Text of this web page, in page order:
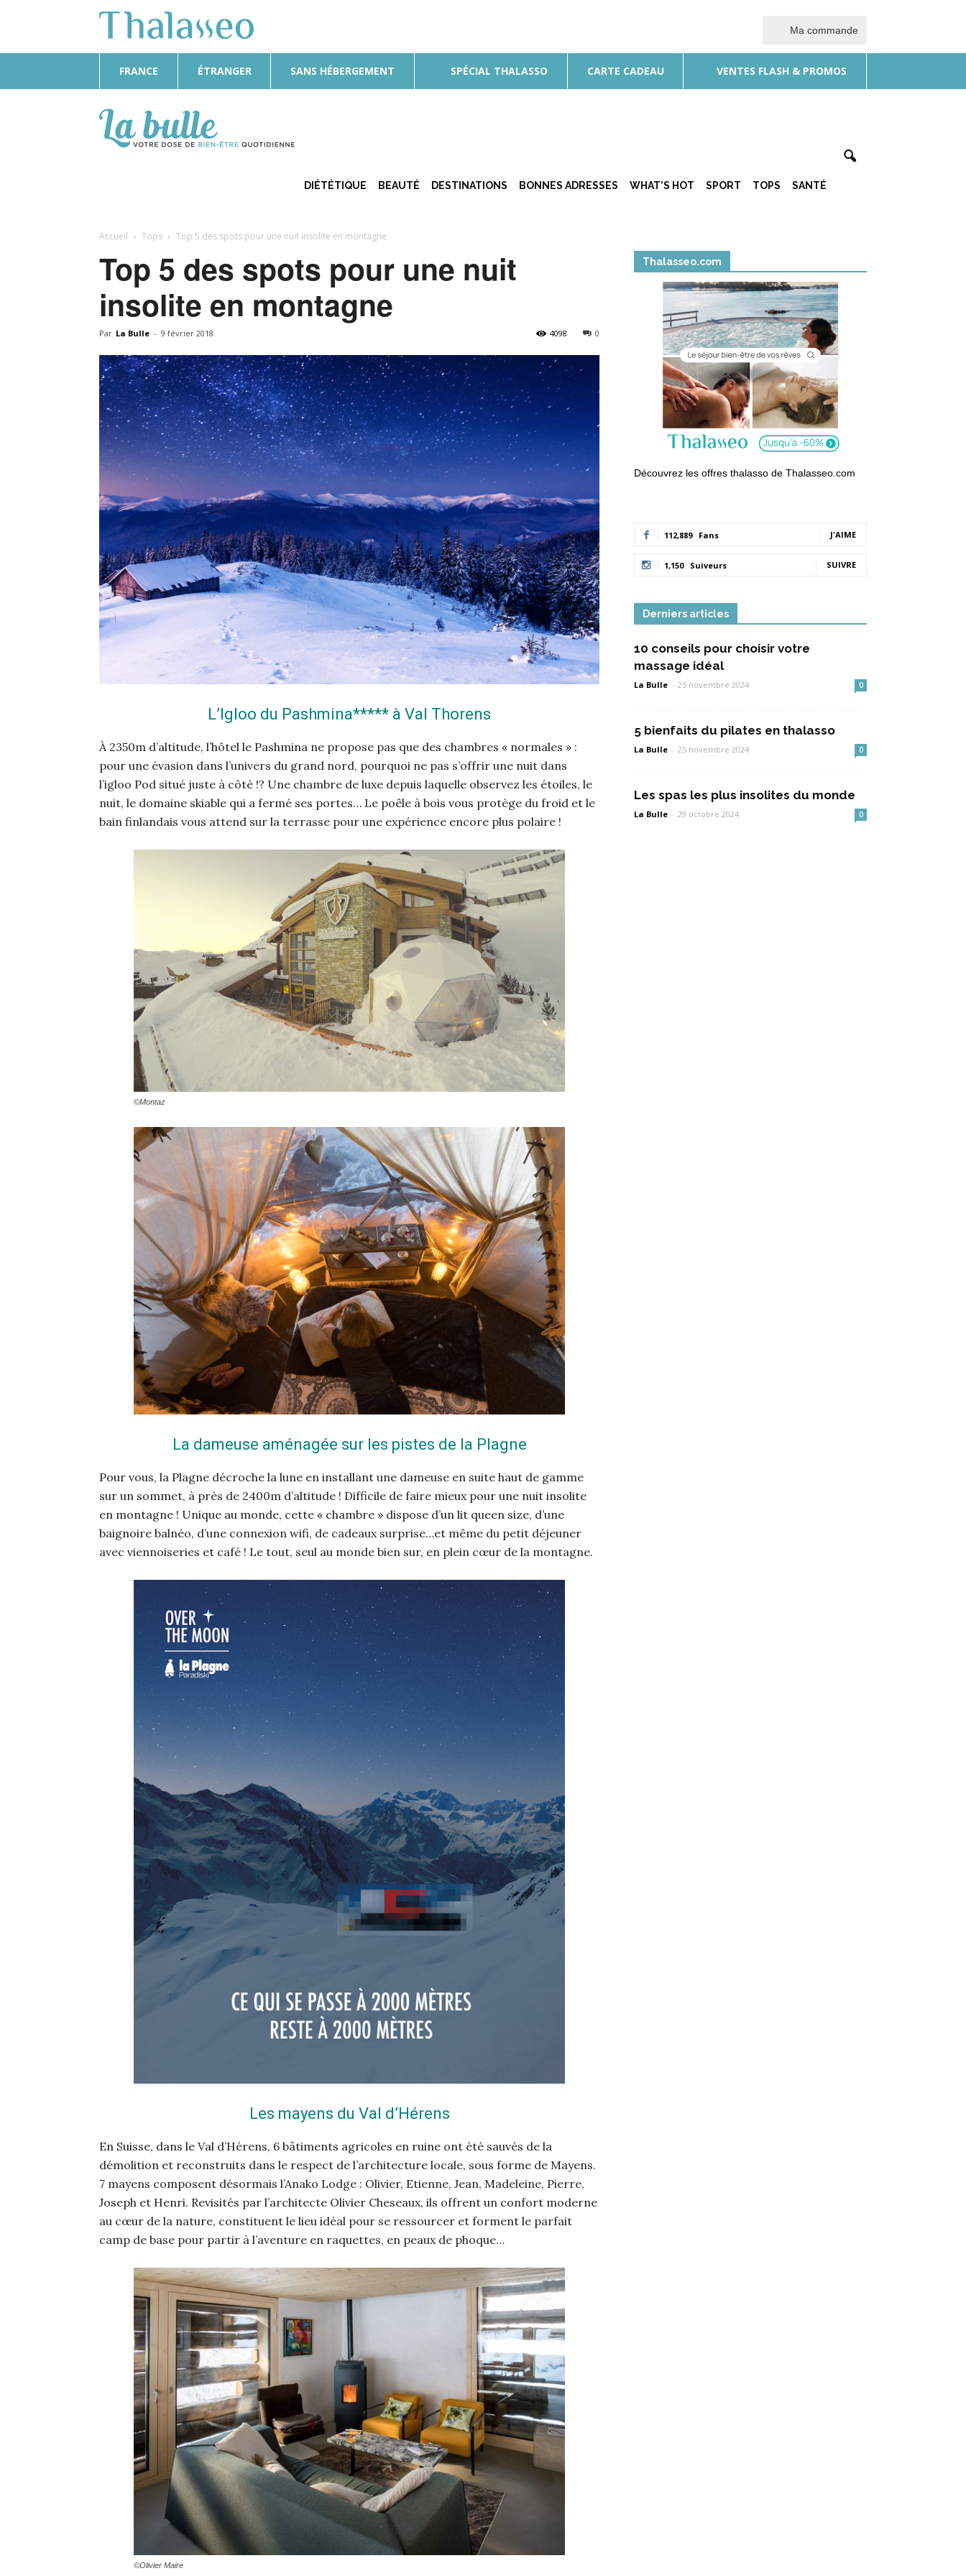
Ma commande
FRANCE ÉTRANGER SANS HÉBERGEMENT SPÉCIAL THALASSO CARTE CADEAU VENTES FLASH & PROMOS
Bulle
DIÉTÉTIQUE BEAUTÉ DESTINATIONS BONNES ADRESSES WHAT’S HOT SPORT TOPS SANTÉ
Accueil Tops Top 5 des spots pour une nuit insolite en montagne
Top 5 des spots pour une nuit
insolite en montagne
Par La Bulle - 9 février 2018 0
4098
L’Igloo du Pashmina***** à Val Thorens
À 2350m d’altitude, l’hôtel le Pashmina ne propose pas que des chambres « normales » :
pour une évasion dans l’univers du grand nord, pourquoi ne pas s’offrir une nuit dans
l’igloo Pod situé juste à côté !? Une chambre de luxe depuis laquelle observez les étoiles, le
nuit, le domaine skiable qui a fermé ses portes… Le poêle à bois vous protège du froid et le
bain finlandais vous attend sur la terrasse pour une expérience encore plus polaire !
©Montaz
La dameuse aménagée sur les pistes de la Plagne
Pour vous, la Plagne décroche la lune en installant une dameuse en suite haut de gamme
sur un sommet, à près de 2400m d’altitude ! Difficile de faire mieux pour une nuit insolite
en montagne ! Unique au monde, cette « chambre » dispose d’un lit queen size, d’une
baignoire balnéo, d’une connexion wifi, de cadeaux surprise…et même du petit déjeuner
avec viennoiseries et café ! Le tout, seul au monde bien sur, en plein cœur de la montagne.
Les mayens du Val d’Hérens
En Suisse, dans le Val d’Hérens, 6 bâtiments agricoles en ruine ont été sauvés de la
démolition et reconstruits dans le respect de l’architecture locale, sous forme de Mayens.
7 mayens composent désormais l’Anako Lodge : Olivier, Etienne, Jean, Madeleine, Pierre,
Joseph et Henri. Revisités par l’architecte Olivier Cheseaux, ils offrent un confort moderne
au cœur de la nature, constituent le lieu idéal pour se ressourcer et forment le parfait
camp de base pour partir à l’aventure en raquettes, en peaux de phoque…
©Olivier Maire
Thalasseo.com
Découvrez les offres thalasso de Thalasseo.com
112,889 Fans J'AIME
1,150 Suiveurs SUIVRE
Derniers articles
10 conseils pour choisir votre
massage idéal
La Bulle - 25 novembre 2024 0
5 bienfaits du pilates en thalasso
La Bulle - 25 novembre 2024 0
Les spas les plus insolites du monde
La Bulle - 29 octobre 2024 0